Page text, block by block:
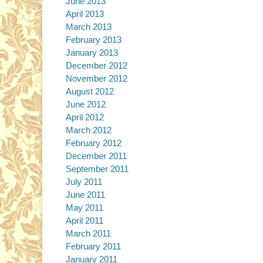
April 2013
March 2013
February 2013
January 2013
December 2012
November 2012
August 2012
June 2012
April 2012
March 2012
February 2012
December 2011
September 2011
July 2011
June 2011
May 2011
April 2011
March 2011
February 2011
January 2011